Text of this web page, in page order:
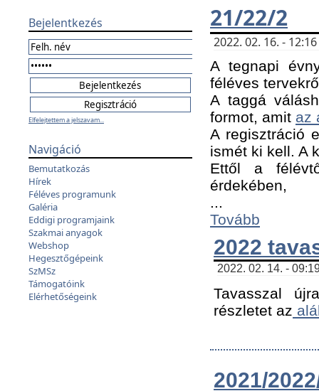
Bejelentkezés
Elfelejtettem a jelszavam...
Navigáció
Bemutatkozás
Hírek
Féléves programunk
Galéria
Eddigi programjaink
Szakmai anyagok
Webshop
Hegesztőgépeink
SzMSz
Támogatóink
Elérhetőségeink
21/22/2
2022. 02. 16. -
A tegnapi
féléves
A taggá
formot, amit az
A regisztráció
ismét ki kell. A
Ettől a
érdekében,
...
Tovább
2022
2022. 02. 14. -
Tavasszal
részletet az
2021/